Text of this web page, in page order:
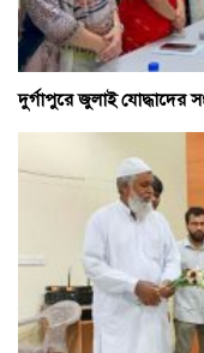
দুর্গাপুরে জুলাই যোদ্ধাদের